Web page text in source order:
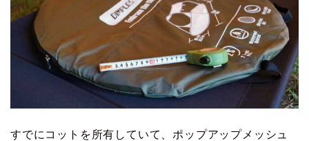
すでにコットを所有していて、ポップアップメッシュ